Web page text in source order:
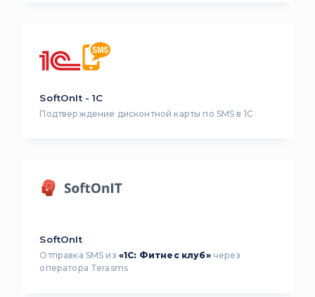
SoftOnIt - 1C
Подтверждение дисконтной карты по SMS в 1С
SoftOnIt
Отправка SMS из «1С: Фитнес клуб»через
оператора Terasms